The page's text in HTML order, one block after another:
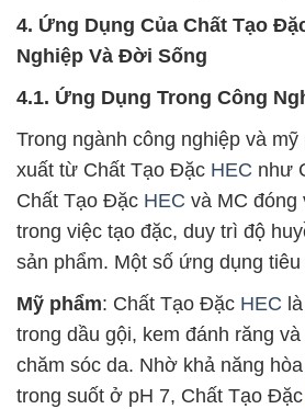
4. Ứng Dụng Của Chất Tạo
Nghiệp Và Đời Sống
4.1. Ứng Dụng Trong Công
Trong ngành công nghiệp và mỹ
xuất từ Chất Tạo Đặc HEC như
Chất Tạo Đặc HEC và MC đóng
trong việc tạo đặc, duy trì độ
sản phẩm. Một số ứng dụng
Mỹ phẩm: Chất Tạo Đặc HEC
trong dầu gội, kem đánh răng
chăm sóc da. Nhờ khả năng
trong suốt ở pH 7, Chất Tạo Đặc